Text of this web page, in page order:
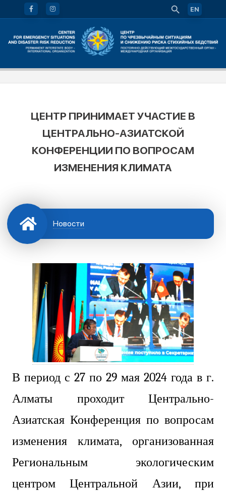
EN
ЦЕНТР ПРИНИМАЕТ УЧАСТИЕ В
ЦЕНТРАЛЬНО-АЗИАТСКОЙ
КОНФЕРЕНЦИИ ПО ВОПРОСАМ
ИЗМЕНЕНИЯ КЛИМАТА
Новости
В период с 27 по 29 мая 2024 года в г.
Алматы проходит Центрально-
Азиатская Конференция по вопросам
изменения климата, организованная
Региональным экологическим
центром Центральной Азии, при